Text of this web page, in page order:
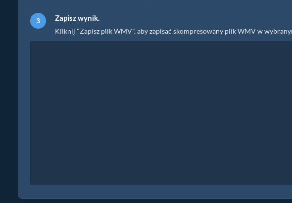
Zapisz wynik.
Kliknij "Zapisz plik WMV", aby zapisać skompresowany plik WMV w